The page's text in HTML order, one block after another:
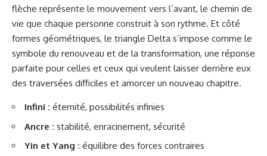
flèche représente le mouvement vers l’avant, le chemin de
vie que chaque personne construit à son rythme. Et côté
formes géométriques, le triangle Delta s’impose comme le
symbole du renouveau et de la transformation, une réponse
parfaite pour celles et ceux qui veulent laisser derrière eux
des traversées difficiles et amorcer un nouveau chapitre.
Infini : éternité, possibilités infinies
Ancre : stabilité, enracinement, sécurité
Yin et Yang : équilibre des forces contraires